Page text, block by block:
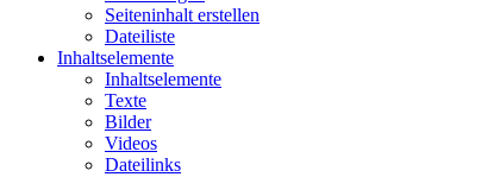
Seiteninhalt erstellen
Dateiliste
Inhaltselemente
Inhaltselemente
Texte
Bilder
Videos
Dateilinks